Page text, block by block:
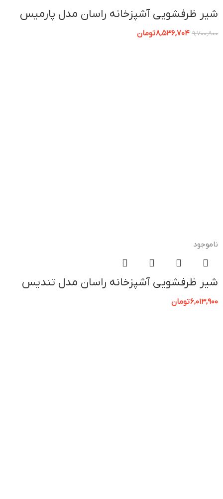
شیر ظرفشویی آشپزخانه راسان مدل پارمیس
9,700,800
8,536,704تومان
ناموجود
شیر ظرفشویی آشپزخانه راسان مدل تندیس
6,013,900تومان